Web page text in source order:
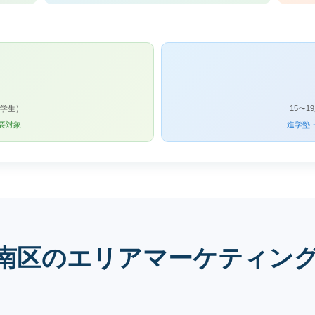
生）
対象
15〜
進学塾
区のエリアマーケティン